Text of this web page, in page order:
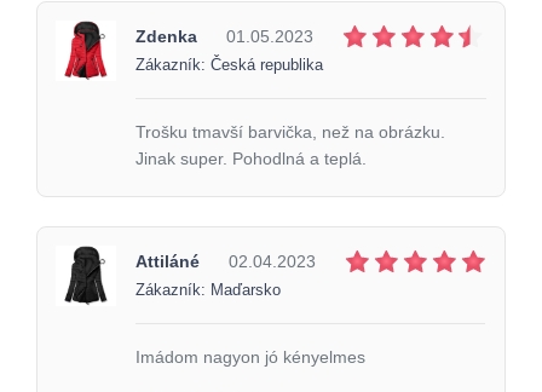
Zdenka 01.05.2023
Zákazník: Česká republika
Trošku tmavší barvička, než na obrázku.
Jinak super. Pohodlná a teplá.
Attiláné 02.04.2023
Zákazník: Maďarsko
Imádom nagyon jó kényelmes